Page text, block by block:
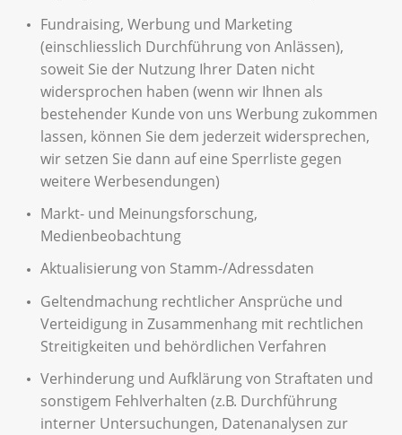
Fundraising, Werbung und Marketing
(einschliesslich Durchführung von Anlässen),
soweit Sie der Nutzung Ihrer Daten nicht
widersprochen haben (wenn wir Ihnen als
bestehender Kunde von uns Werbung zukommen
lassen, können Sie dem jederzeit widersprechen,
wir setzen Sie dann auf eine Sperrliste gegen
weitere Werbesendungen)
Markt- und Meinungsforschung,
Medienbeobachtung
Aktualisierung von Stamm-/Adressdaten
Geltendmachung rechtlicher Ansprüche und
Verteidigung in Zusammenhang mit rechtlichen
Streitigkeiten und behördlichen Verfahren
Verhinderung und Aufklärung von Straftaten und
sonstigem Fehlverhalten (z.B. Durchführung
interner Untersuchungen, Datenanalysen zur